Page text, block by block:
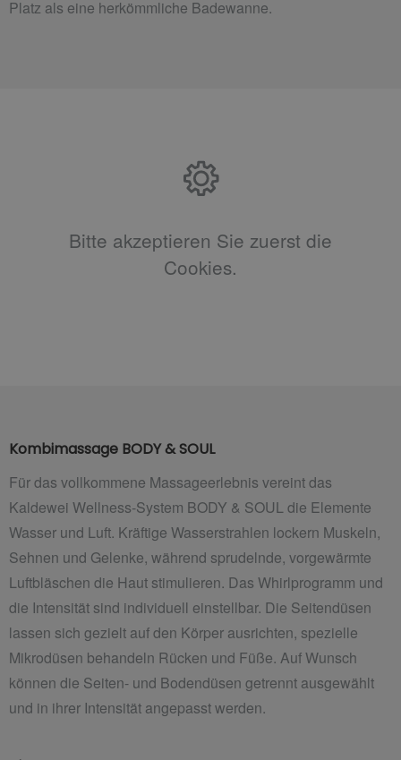
Platz als eine herkömmliche Badewanne.
Bitte akzeptieren Sie zuerst die
Cookies.
Kombimassage BODY & SOUL
Für das vollkommene Massageerlebnis vereint das
Kaldewei Wellness-System BODY & SOUL die Elemente
Wasser und Luft. Kräftige Wasserstrahlen lockern Muskeln,
Sehnen und Gelenke, während sprudelnde, vorgewärmte
Luftbläschen die Haut stimulieren. Das Whirlprogramm und
die Intensität sind individuell einstellbar. Die Seitendüsen
lassen sich gezielt auf den Körper ausrichten, spezielle
Mikrodüsen behandeln Rücken und Füße. AufWunsch
können die Seiten- und Bodendüsen getrennt ausgewählt
und in ihrer Intensität angepasst werden.